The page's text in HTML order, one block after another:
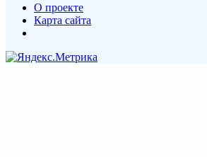
О проекте
Карта сайта